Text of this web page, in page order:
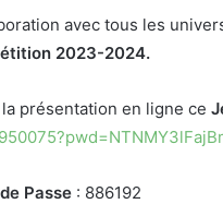
avec tous les
2023-2024.
présentation en ligne ce
Passe: 886192